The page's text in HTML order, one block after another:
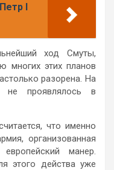
I
ход Смуты,
многих этих планов
разорена. На
не проявлялось в
что именно
организованная
манер.
этого действа уже